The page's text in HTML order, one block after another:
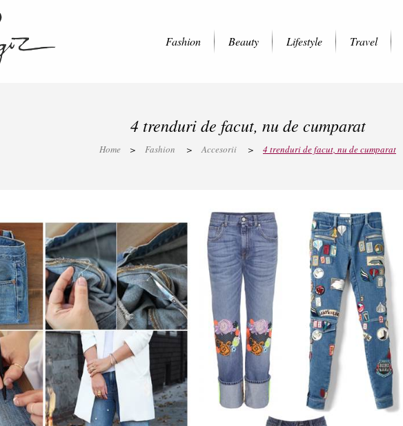
Fashion Beauty Lifestyle Travel
4 trenduri de facut, nu de cumparat
Home > Fashion > Accesorii > 4 trenduri de facut, nu de cumparat